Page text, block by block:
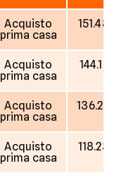
Acquisto
prima casa
151.489 €
Acquisto
prima casa
144.131 €
Acquisto
prima casa
136.250
Acquisto
prima casa
118.236 €